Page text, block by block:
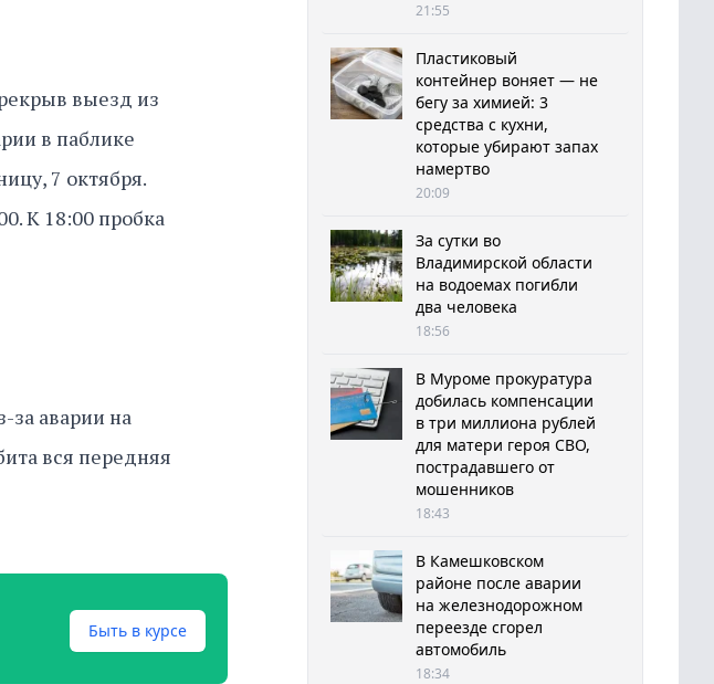
выезд из
в паблике
7 октября.
К 18:00 пробка
за аварии на
вся передняя
Быть в курсе
21:55
Пластиковый
контейнер воняет — не
бегу за химией: 3
средства с кухни,
которые убирают запах
намертво
20:09
За сутки во
Владимирской области
на водоемах погибли
два человека
18:56
В Муроме прокуратура
добилась компенсации
в три миллиона рублей
для матери героя СВО,
пострадавшего от
мошенников
18:43
В Камешковском
районе после аварии
на железнодорожном
переезде сгорел
автомобиль
18:34